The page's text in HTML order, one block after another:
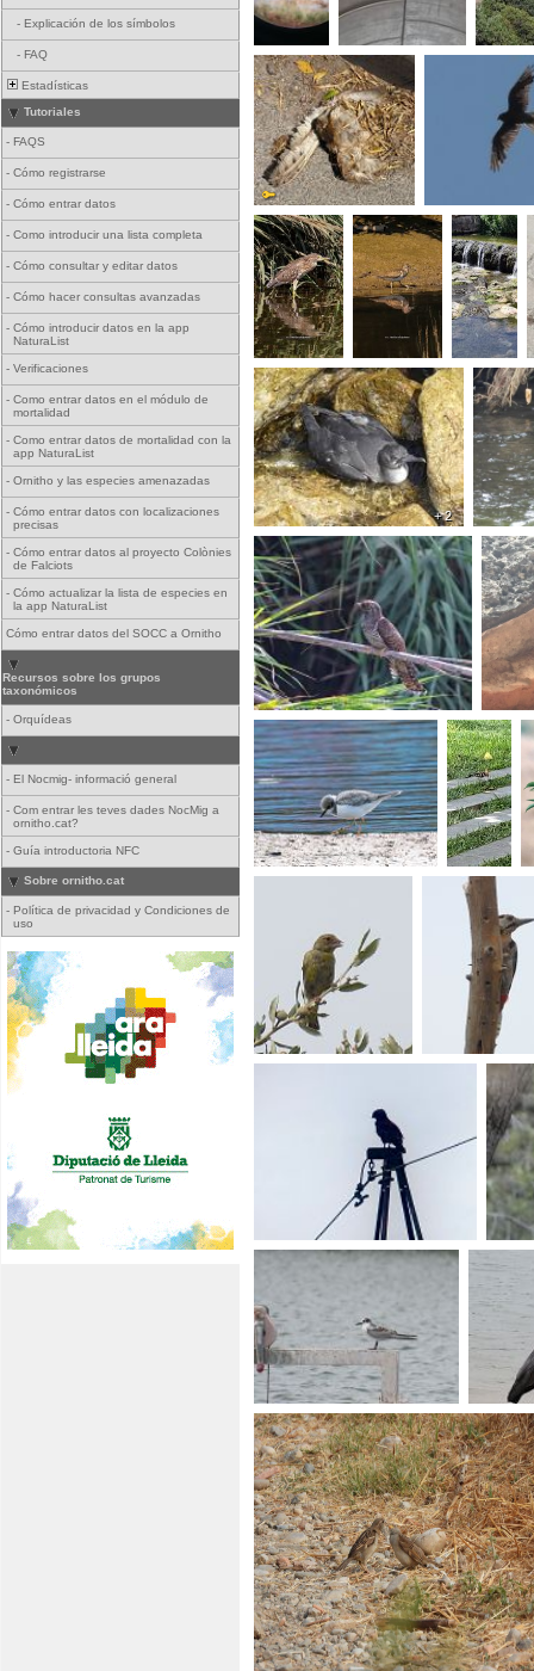
- Explicación de los símbolos
- FAQ
Estadísticas
Tutoriales
- FAQS
- Cómo registrarse
- Cómo entrar datos
- Como introducir una lista completa
- Cómo consultar y editar datos
- Cómo hacer consultas avanzadas
- Cómo introducir datos en la app
NaturaList
- Verificaciones
- Como entrar datos en el módulo de
mortalidad
- Como entrar datos de mortalidad con la
app NaturaList
- Ornitho y las especies amenazadas
- Cómo entrar datos con localizaciones
precisas
- Cómo entrar datos al proyecto Colònies
de Falciots
- Cómo actualizar la lista de especies en
la app NaturaList
Cómo entrar datos del SOCC a Ornitho
Recursos sobre los grupos
taxonómicos
- Orquídeas
- El Nocmig- informació general
- Com entrar les teves dades NocMig a
ornitho.cat?
- Guía introductoria NFC
Sobre ornitho.cat
- Política de privacidad y Condiciones de
uso
+ 2